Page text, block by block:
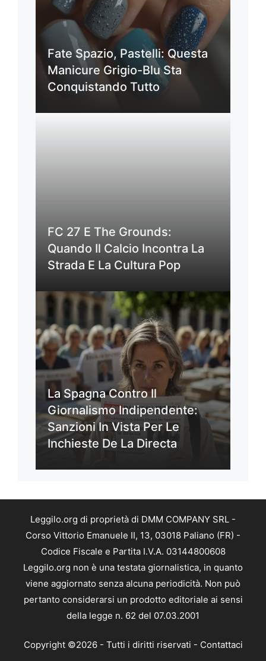
Fate Spazio, Pastelli: Questa
Manicure Grigio-Blu Sta
Conquistando Tutto
FC 27 E The Grounds:
Quando Il Calcio Incontra La
Strada E La Cultura Pop
La Spagna Contro Il
Giornalismo Indipendente:
Sanzioni In Vista Per Le
Inchieste De La Directa
Leggilo.org di proprietà di DMM COMPANY SRL -
Corso Vittorio Emanuele II, 13, 03018 Paliano (FR) -
Codice Fiscale e Partita I.V.A. 03144800608
Leggilo.org non è una testata giornalistica, in quanto
viene aggiornato senza alcuna periodicità. Non può
pertanto considerarsi un prodotto editoriale ai sensi
della legge n. 62 del 07.03.2001
Copyright ©2026 - Tutti i diritti riservati - Contattaci